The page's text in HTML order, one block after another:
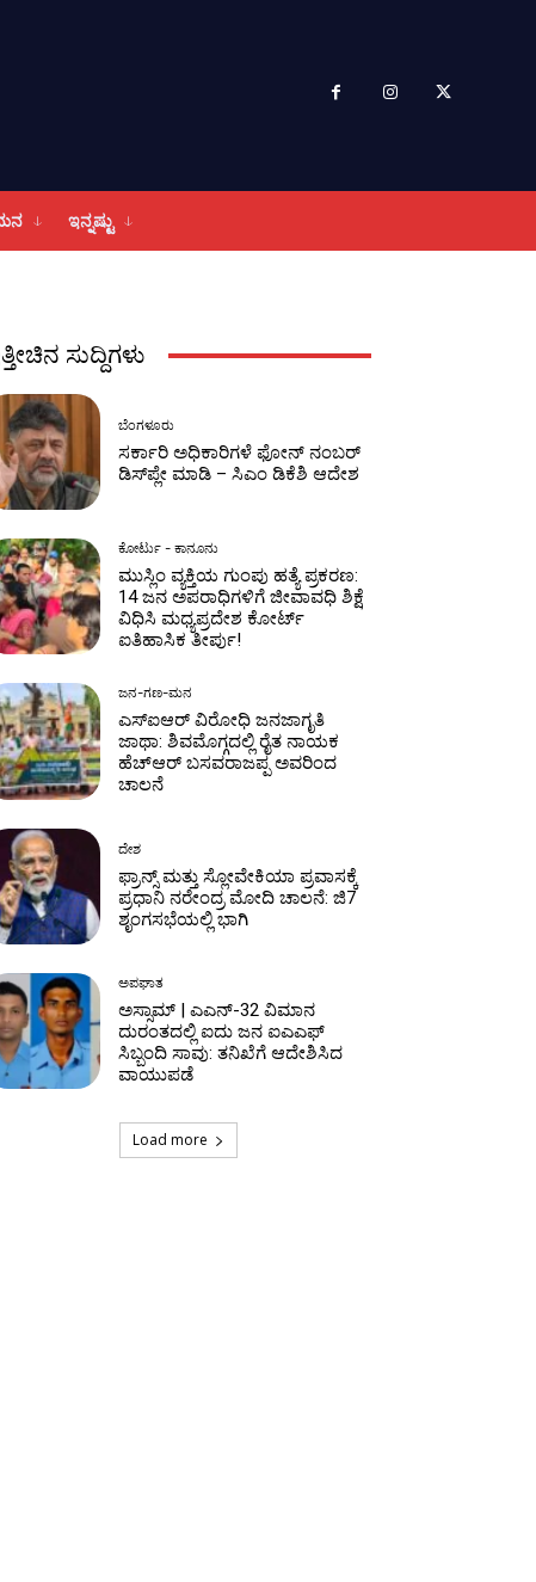
ಇನ್ನಷ್ಟು
ಸುದ್ದಿಗಳು
ಬೆಂಗಳೂರು
ಸರ್ಕಾರಿ ಅಧಿಕಾರಿಗಳೆ ಫೋನ್ ನಂಬರ್
ಡಿಸ್​​ಪ್ಲೇ ಮಾಡಿ – ಸಿಎಂ ಡಿಕೆಶಿ ಆದೇಶ
ಕೋರ್ಟು - ಕಾನೂನು
ಮುಸ್ಲಿಂ ವ್ಯಕ್ತಿಯ ಗುಂಪು ಹತ್ಯೆ ಪ್ರಕರಣ:
14 ಜನ ಅಪರಾಧಿಗಳಿಗೆ ಜೀವಾವಧಿ ಶಿಕ್ಷೆ
ವಿಧಿಸಿ ಮಧ್ಯಪ್ರದೇಶ ಕೋರ್ಟ್
ಐತಿಹಾಸಿಕ ತೀರ್ಪು!
ಜನ-ಗಣ-ಮನ
ಎಸ್‌ಐಆರ್ ವಿರೋಧಿ ಜನಜಾಗೃತಿ
ಜಾಥಾ: ಶಿವಮೊಗ್ಗದಲ್ಲಿ ರೈತ ನಾಯಕ
ಹೆಚ್ಆರ್ ಬಸವರಾಜಪ್ಪ ಅವರಿಂದ
ಚಾಲನೆ
ದೇಶ
ಫ್ರಾನ್ಸ್ ಮತ್ತು ಸ್ಲೋವೇಕಿಯಾ ಪ್ರವಾಸಕ್ಕೆ
ಪ್ರಧಾನಿ ನರೇಂದ್ರ ಮೋದಿ ಚಾಲನೆ: ಜಿ7
ಶೃಂಗಸಭೆಯಲ್ಲಿ ಭಾಗಿ
ಅಪಘಾತ
‌ಅಸ್ಸಾಮ್‌ | ಎಎನ್-32 ವಿಮಾನ
ದುರಂತದಲ್ಲಿ ಐದು ಜನ ಐಎಎಫ್
ಸಿಬ್ಬಂದಿ ಸಾವು: ತನಿಖೆಗೆ ಆದೇಶಿಸಿದ
ವಾಯುಪಡೆ
Load more